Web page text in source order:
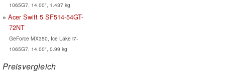
1065G7, 14.00", 1.437 kg
Acer Swift 5 SF514-54GT-
72NT
GeForce MX350, Ice Lake i7-
1065G7, 14.00", 0.99 kg
Preisvergleich